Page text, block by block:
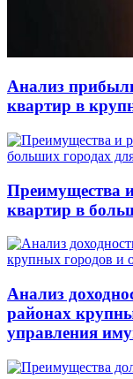
Анализ
квартир в
Преимущества
квартир в
Анализ
районах
управления